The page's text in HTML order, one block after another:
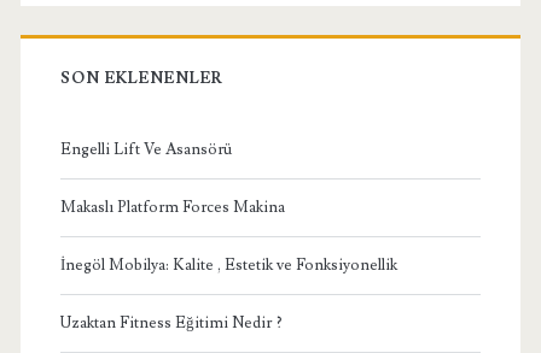
SON EKLENENLER
Engelli Lift Ve Asansörü
Makaslı Platform Forces Makina
İnegöl Mobilya: Kalite , Estetik ve Fonksiyonellik
Uzaktan Fitness Eğitimi Nedir ?